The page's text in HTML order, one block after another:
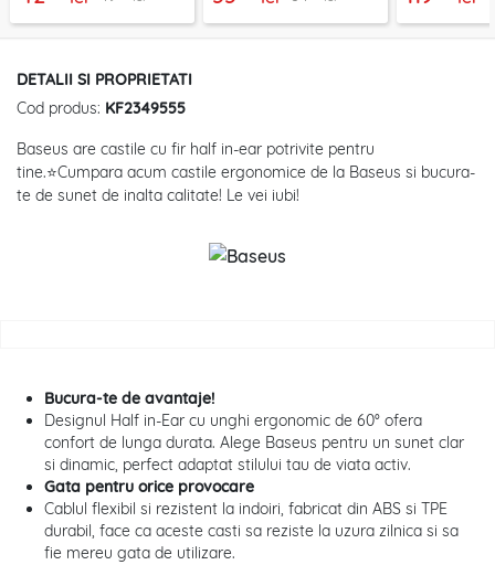
DETALII SI PROPRIETATI
Cod produs: KF2349555
Baseus are castile cu fir half in-ear potrivite pentru
tine.⭐Cumpara acum castile ergonomice de la Baseus si bucura-
te de sunet de inalta calitate! Le vei iubi!
Bucura-te de avantaje!
Designul Half in-Ear cu unghi ergonomic de 60° ofera
confort de lunga durata. Alege Baseus pentru un sunet clar
si dinamic, perfect adaptat stilului tau de viata activ.
Gata pentru orice provocare
Cablul flexibil si rezistent la indoiri, fabricat din ABS si TPE
durabil, face ca aceste casti sa reziste la uzura zilnica si sa
fie mereu gata de utilizare.